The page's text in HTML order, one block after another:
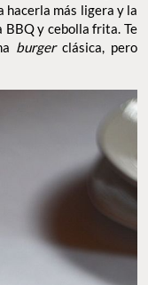
hacerla más ligera y la
BBQ y cebolla frita. Te
burgerclásica, pero